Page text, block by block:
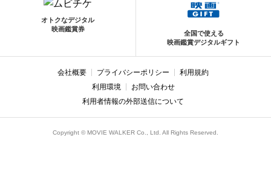
オトクなデジタル
映画鑑賞券
全国で使える
映画鑑賞デジタルギフト
会社概要 プライバシーポリシー
利用規約
利用環境
お問い合わせ
利用者情報の外部送信について
Copyright © MOVIE WALKER Co., Ltd. All Rights Reserved.